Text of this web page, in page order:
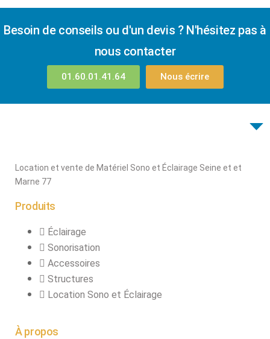
Besoin de conseils ou d'un devis ? N'hésitez pas à
nous contacter
01.60.01.41.64 Nous écrire
Location et vente de Matériel Sono et Éclairage Seine et et
Marne 77
Produits
Éclairage
Sonorisation
Accessoires
Structures
Location Sono et Éclairage
À propos